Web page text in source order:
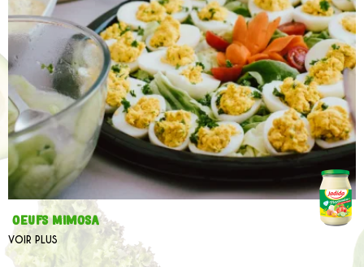
oeufs Mimosa
VOIR PLUS